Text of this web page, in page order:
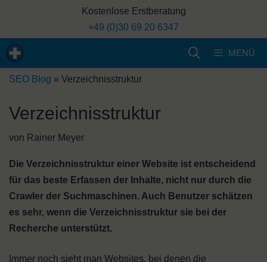
Kostenlose Erstberatung
+49 (0)30 69 20 6347
MENÜ
SEO Blog » Verzeichnisstruktur
Verzeichnisstruktur
von Rainer Meyer
Die Verzeichnisstruktur einer Website ist entscheidend
für das beste Erfassen der Inhalte, nicht nur durch die
Crawler der Suchmaschinen. Auch Benutzer schätzen
es sehr, wenn die Verzeichnisstruktur sie bei der
Recherche unterstützt.
Immer noch sieht man Websites, bei denen die